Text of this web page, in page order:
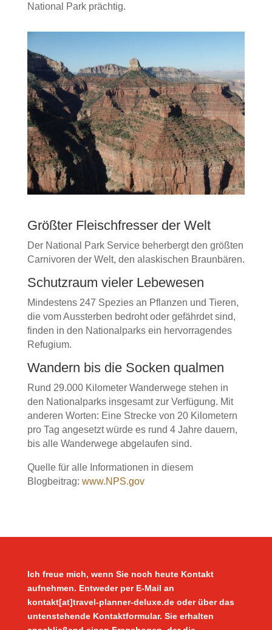
National Park prächtig.
Größter Fleischfresser der Welt
Der National Park Service beherbergt den größten
Carnivoren der Welt, den alaskischen Braunbären.
Schutzraum vieler Lebewesen
Mindestens 247 Spezies an Pflanzen und Tieren,
die vom Aussterben bedroht oder gefährdet sind,
finden in den Nationalparks ein hervorragendes
Refugium.
Wandern bis die Socken qualmen
Rund 29.000 Kilometer Wanderwege stehen in
den Nationalparks insgesamt zur Verfügung. Mit
anderen Worten: Eine Strecke von 20 Kilometern
pro Tag angesetzt würde es rund 4 Jahre dauern,
bis alle Wanderwege abgelaufen sind.
Quelle für alle Informationen in diesem
Blogbeitrag: www.NPS.gov
Ich freue mich, wenn Sie noch heute Kontakt
aufnehmen. Entweder per E-Mail an
kontakt[at]travel-planner-deluxe.de oder über das
untenstehende Kontaktformular. Sie erhalten